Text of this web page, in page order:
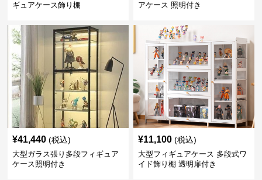
ギュアケース飾り棚
アケース 照明付き
¥41,440 (税込)
大型ガラス張り多段フィギュア
ケース照明付き
¥11,100 (税込)
大型フィギュアケース 多段式ワ
イド飾り棚 透明扉付き